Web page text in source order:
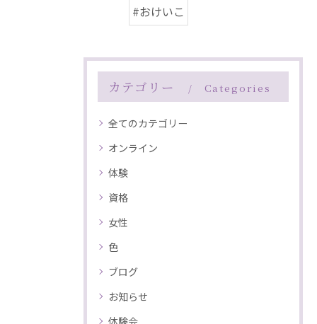
#おけいこ
カテゴリー Categories
全てのカテゴリー
オンライン
体験
資格
女性
色
ブログ
お知らせ
体験会